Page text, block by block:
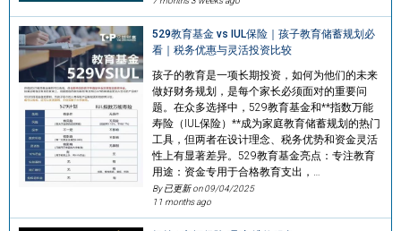
529教育基金 vs IUL保险｜孩子教育储蓄规划必
看｜税务优惠与灵活投资比较
孩子的教育是一项长期投资，如何为他们的未来
做好财务规划，是每个家长必须面对的重要问
题。在众多选择中，529教育基金和**指数万能
寿险（IUL保险）**成为家庭教育储蓄规划的热门
工具，但两者在设计理念、税务优势和资金灵活
性上有显著差异。529教育基金亮点：专注教育
用途：资金专用于合格教育支出，…
By 已更新 on09/04/2025
11 months ago